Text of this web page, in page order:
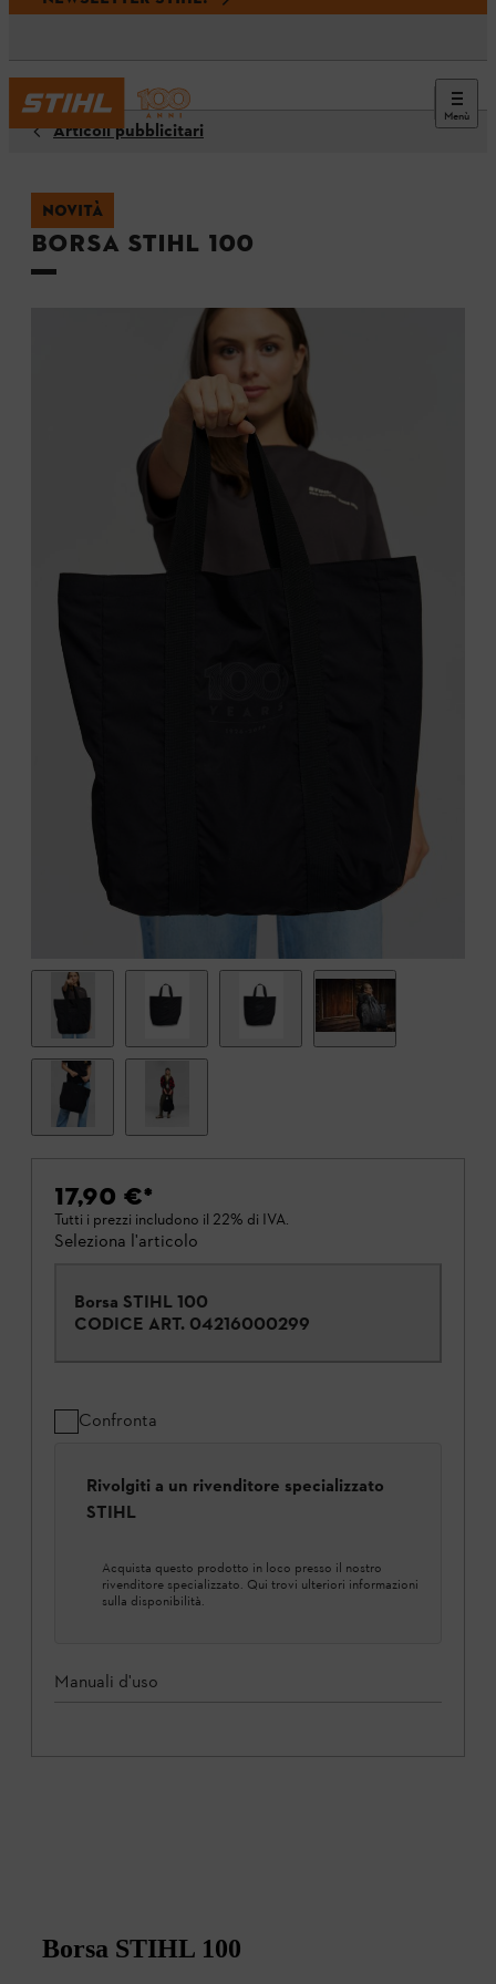
Menù
Articoli pubblicitari
NOVITÀ
Borsa STIHL 100
17,90 €*
Tutti i prezzi includono il 22% di IVA.
Seleziona l'articolo
Borsa STIHL 100
CODICE ART. 04216000299
Confronta
Rivolgiti a un rivenditore specializzato
STIHL
Acquista questo prodotto in loco presso il nostro
rivenditore specializzato. Qui trovi ulteriori informazioni
sulla disponibilità.
Manuali d'uso
Borsa STIHL 100